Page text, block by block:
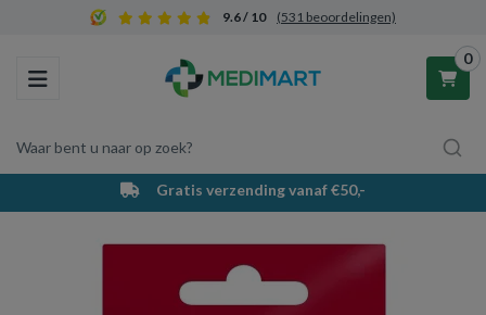
9.6 / 10 (531 beoordelingen)
Toggle navigation
Waar bent u naar op zoek?
0
Winkelwagen
Uw winkelwagen is leeg.
Gratis verzending vanaf €50,-